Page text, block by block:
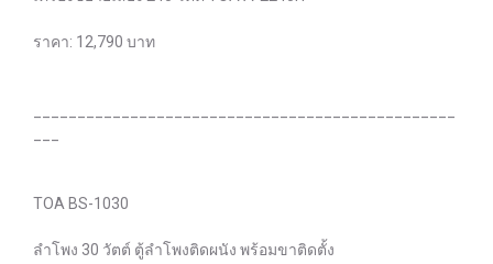
ราคา: 12,790 บาท
TOA BS-1030
ลำโพง 30 วัตต์ ตู้ลำโพงติดผนัง พร้อมขาติดตั้ง